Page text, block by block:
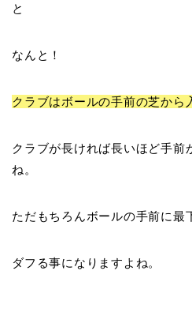
と
なんと！
クラブはボールの手前の芝から
クラブが長ければ長いほど手前
ね。
ただもちろんボールの手前に最
ダフる事になりますよね。